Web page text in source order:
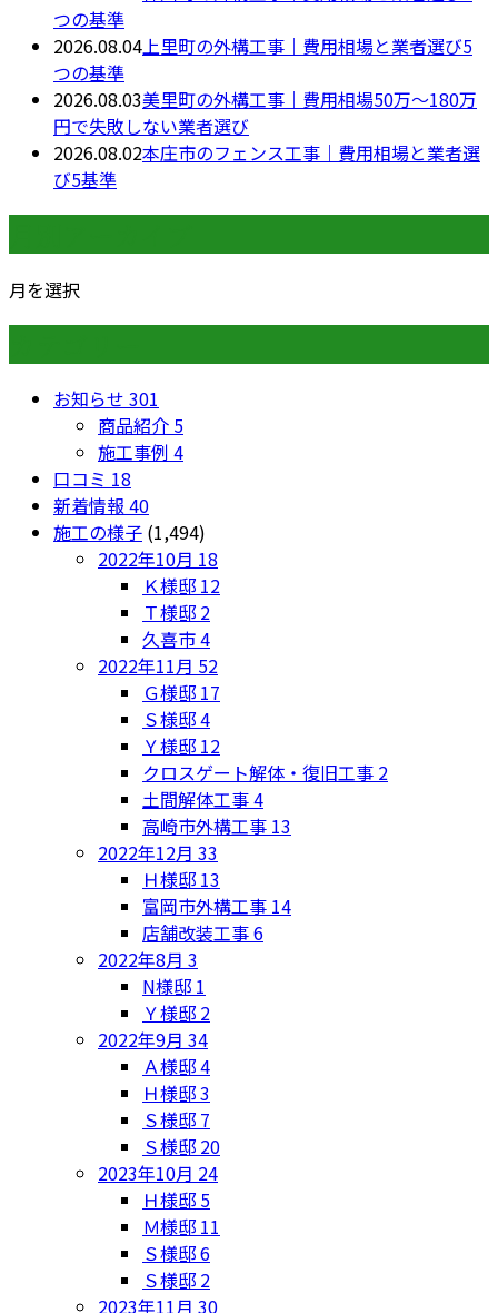
つの基準
2026.08.04上里町の外構工事｜費用相場と業者選び5
つの基準
2026.08.03美里町の外構工事｜費用相場50万〜180万
円で失敗しない業者選び
2026.08.02本庄市のフェンス工事｜費用相場と業者選
び5基準
月を選択
お知らせ 301
商品紹介 5
施工事例 4
口コミ 18
新着情報 40
施工の様子 (1,494)
2022年10月 18
Ｋ様邸 12
Ｔ様邸 2
久喜市4
2022年11月 52
Ｇ様邸 17
Ｓ様邸4
Ｙ様邸 12
クロスゲート解体・復旧工事 2
土間解体工事4
高崎市外構工事 13
2022年12月 33
Ｈ様邸 13
富岡市外構工事 14
店舗改装工事6
2022年8月 3
N様邸 1
Ｙ様邸 2
2022年9月 34
Ａ様邸4
Ｈ様邸3
Ｓ様邸 7
Ｓ様邸 20
2023年10月 24
Ｈ様邸 5
Ｍ様邸 11
Ｓ様邸6
Ｓ様邸 2
2023年11月 30